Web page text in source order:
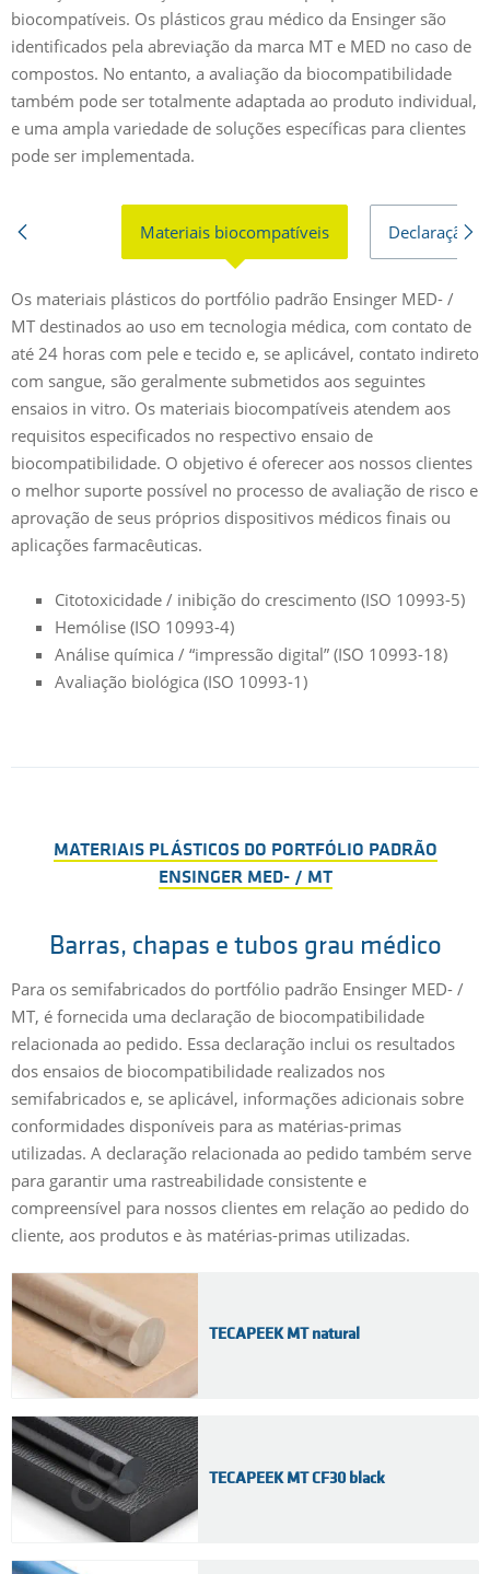
biocompatíveis. Os plásticos grau médico da Ensinger são
identificados pela abreviação da marca MT e MED no caso de
compostos. No entanto, a avaliação da biocompatibilidade
também pode ser totalmente adaptada ao produto individual,
e uma ampla variedade de soluções específicas para clientes
pode ser implementada.
Materiais biocompatíveis Declaração
Os materiais plásticos do portfólio padrão Ensinger MED- /
MT destinados ao uso em tecnologia médica, com contato de
até 24 horas com pele e tecido e, se aplicável, contato indireto
com sangue, são geralmente submetidos aos seguintes
ensaios in vitro. Os materiais biocompatíveis atendem aos
requisitos especificados no respectivo ensaio de
biocompatibilidade. O objetivo é oferecer aos nossos clientes
o melhor suporte possível no processo de avaliação de risco e
aprovação de seus próprios dispositivos médicos finais ou
aplicações farmacêuticas.
Citotoxicidade / inibição do crescimento (ISO 10993-5)
Hemólise (ISO 10993-4)
Análise química / “impressão digital” (ISO 10993-18)
Avaliação biológica (ISO 10993-1)
MATERIAIS PLÁSTICOS DO PORTFÓLIO PADRÃO
ENSINGER MED- / MT
Barras, chapas e tubos grau médico
Para os semifabricados do portfólio padrão Ensinger MED- /
MT, é fornecida uma declaração de biocompatibilidade
relacionada ao pedido. Essa declaração inclui os resultados
dos ensaios de biocompatibilidade realizados nos
semifabricados e, se aplicável, informações adicionais sobre
conformidades disponíveis para as matérias-primas
utilizadas. A declaração relacionada ao pedido também serve
para garantir uma rastreabilidade consistente e
compreensível para nossos clientes em relação ao pedido do
cliente, aos produtos e às matérias-primas utilizadas.
TECAPEEK MT natural
TECAPEEK MT CF30 black